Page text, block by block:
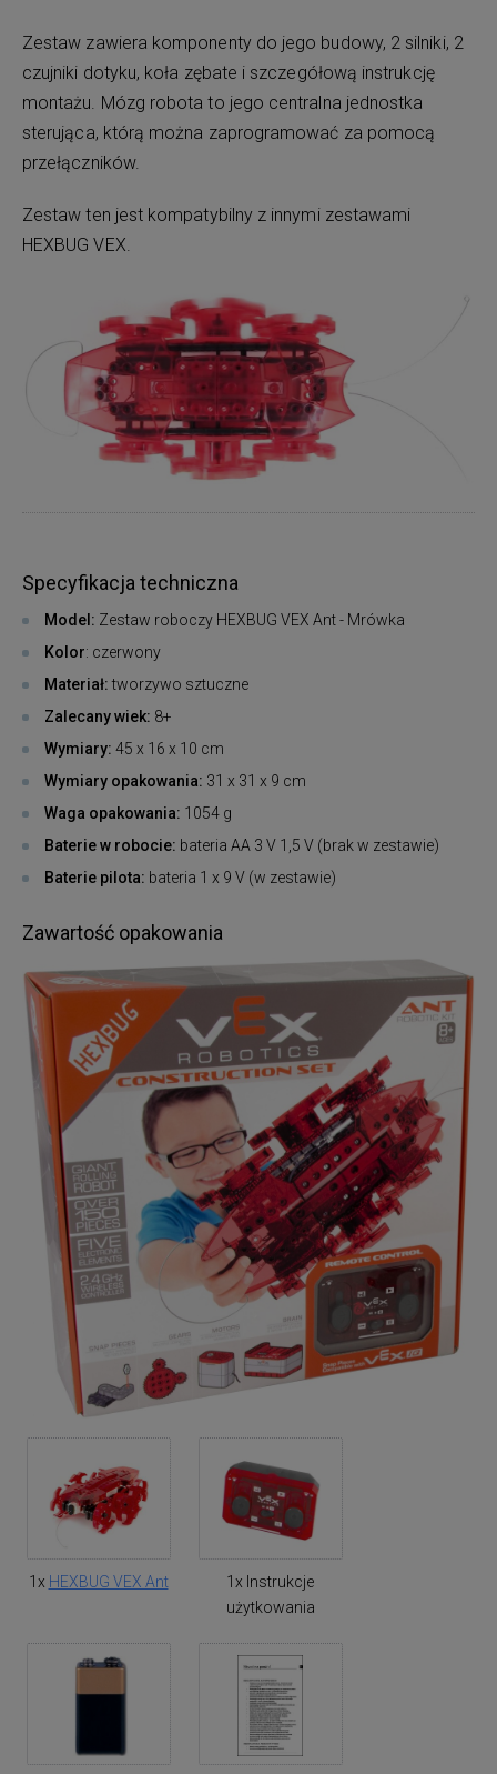
Zestaw zawiera komponenty do jego budowy, 2 silniki, 2
czujniki dotyku, koła zębate i szczegółową instrukcję
montażu. Mózg robota to jego centralna jednostka
sterująca, którą można zaprogramować za pomocą
przełączników.
Zestaw ten jest kompatybilny z innymi zestawami
HEXBUG VEX.
Specyfikacja techniczna
Model: Zestaw roboczy HEXBUG VEX Ant - Mrówka
Kolor: czerwony
Materiał:tworzywo sztuczne
Zalecany wiek: 8+
Wymiary: 45 x 16 x 10 cm
Wymiary opakowania: 31 x 31 x 9 cm
Waga opakowania: 1054 g
Baterie w robocie: bateria AA 3 V 1,5 V (brak w zestawie)
Baterie pilota: bateria 1 x 9 V (w zestawie)
Zawartość opakowania
1x HEXBUG VEX Ant
1x Instrukcje
użytkowania